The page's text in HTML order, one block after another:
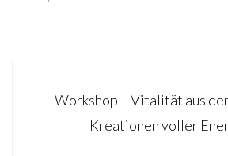
navigation
Workshop – Vitalität aus
Kreationen voller